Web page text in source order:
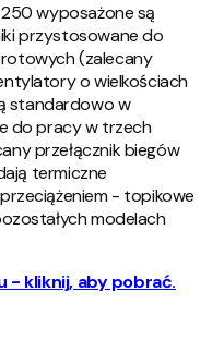
wyposażone są
przystosowane do
(zalecany
o wielkościach
standardowo w
do pracy w trzech
przełącznik biegów
termiczne
- topikowe
modelach
- kliknij, aby pobrać.